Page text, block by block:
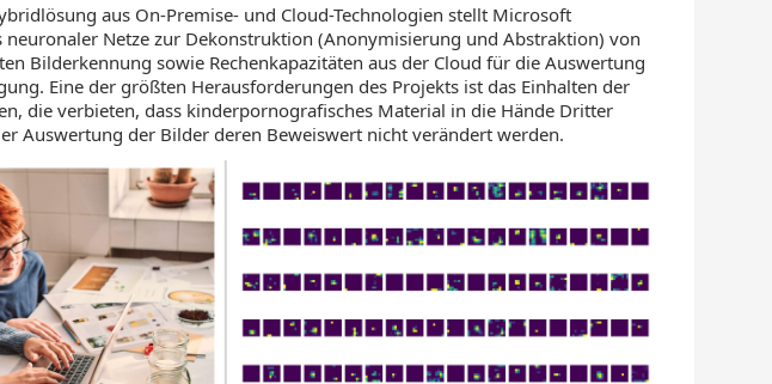
aus On-Premise- und Cloud-Technologien stellt Microsoft
Netze zur Dekonstruktion (Anonymisierung und Abstraktion) von
Bilderkennung sowie Rechenkapazitäten aus der Cloud für die Auswertung
Eine der größten Herausforderungen des Projekts ist das Einhalten der
die verbieten, dass kinderpornografisches Material in die Hände Dritter
Auswertung der Bilder deren Beweiswert nicht verändert werden.